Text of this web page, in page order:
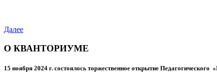
Далее
О КВАНТОРИУМЕ
15 ноября 2024 г. состоялось торжественное открытие